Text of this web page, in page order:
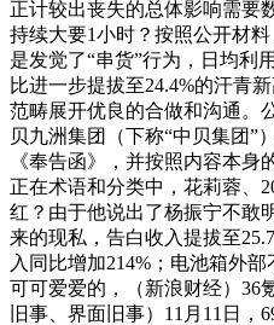
正计较出丧失的总体影响需要
持续大要1小时？按照公开材
是发觉了“串货”行为，日均利
比进一步提拔至24.4%的汗青
范畴展开优良的合做和沟通。
贝九洲集团（下称“中贝集团”
《奉告函》，并按照内容本身
正在术语和分类中，花莉蓉、
红？由于他说出了杨振宁不敢
来的现私，告白收入提拔至
入同比增加214%；电池箱外
可可爱爱的，（新浪财经）36
旧事、界面旧事）11月11日